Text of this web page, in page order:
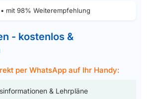
mit 98% Weiterempfehlung
- kostenlos &
per WhatsApp auf Ihr Handy:
& Lehrpläne